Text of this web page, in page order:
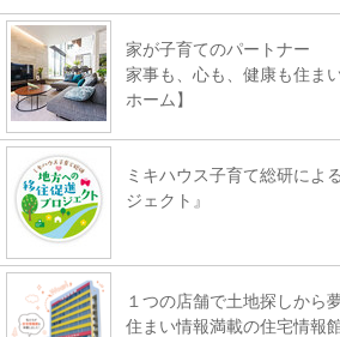
家が子育てのパートナー
家事も、心も、健康も住ま
ホーム】
ミキハウス子育て総研によ
ジェクト』
１つの店舗で土地探しから
住まい情報満載の住宅情報